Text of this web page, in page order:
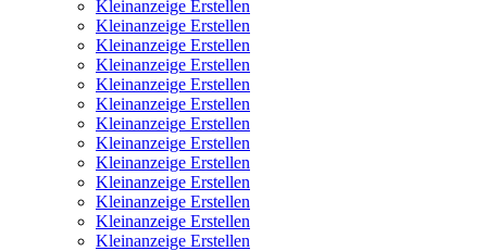
Kleinanzeige Erstellen
Kleinanzeige Erstellen
Kleinanzeige Erstellen
Kleinanzeige Erstellen
Kleinanzeige Erstellen
Kleinanzeige Erstellen
Kleinanzeige Erstellen
Kleinanzeige Erstellen
Kleinanzeige Erstellen
Kleinanzeige Erstellen
Kleinanzeige Erstellen
Kleinanzeige Erstellen
Kleinanzeige Erstellen